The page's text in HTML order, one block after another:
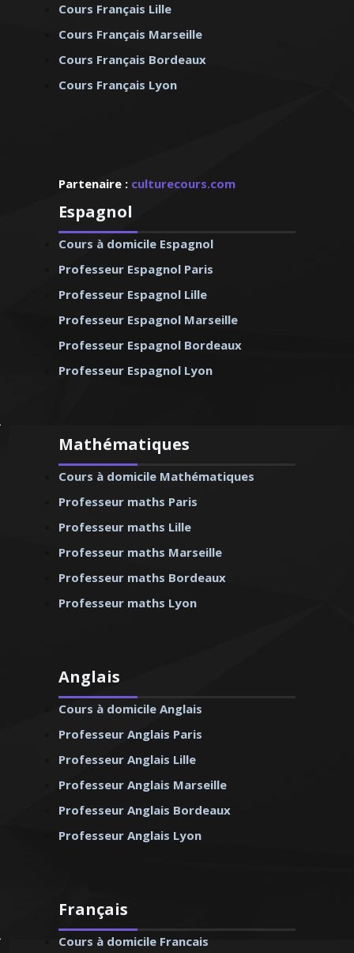
Cours Français Lille
Cours Français Marseille
Cours Français Bordeaux
Cours Français Lyon
Partenaire : culturecours.com
Espagnol
Cours à domicile Espagnol
Professeur Espagnol Paris
Professeur Espagnol Lille
Professeur Espagnol Marseille
Professeur Espagnol Bordeaux
Professeur Espagnol Lyon
Mathématiques
Cours à domicile Mathématiques
Professeur maths Paris
Professeur maths Lille
Professeur maths Marseille
Professeur maths Bordeaux
Professeur maths Lyon
Anglais
Cours à domicile Anglais
Professeur Anglais Paris
Professeur Anglais Lille
Professeur Anglais Marseille
Professeur Anglais Bordeaux
Professeur Anglais Lyon
Français
Cours à domicile Francais